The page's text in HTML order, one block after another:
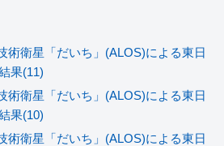
術衛星「だいち」(ALOS)による東日
果(11)
術衛星「だいち」(ALOS)による東日
果(10)
術衛星「だいち」(ALOS)による東日